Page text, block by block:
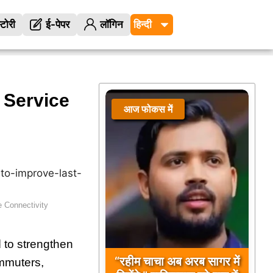
ई-पेपर लॉगिन
Connectivity
to strengthen
आज फोकस में
“रहीम चाचा अब अरब सागर में
आज फोकस में